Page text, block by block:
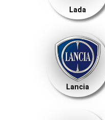
Lada
Lancia